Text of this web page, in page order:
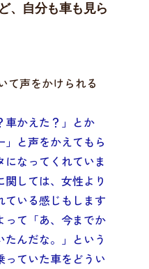
、自分も車も見ら
て声をかけられる
車かえた？」とか
」と声をかえてもら
になってくれていま
しては、女性より
ている感じもします
て「あ、 今までか
たんだな。」 という
っていた車をどうい